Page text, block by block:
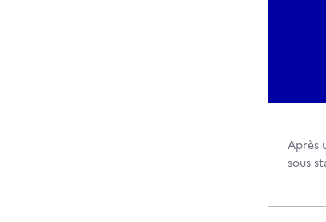
Après
sous